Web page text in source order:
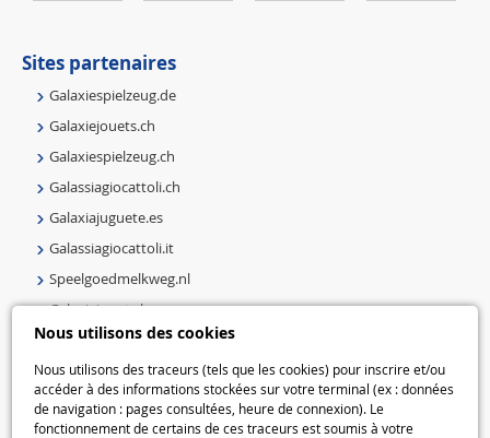
Nous utilisons des cookies
Nous utilisons des traceurs (tels que les cookies) pour inscrire et/ou
accéder à des informations stockées sur votre terminal (ex : données
de navigation : pages consultées, heure de connexion). Le
fonctionnement de certains de ces traceurs est soumis à votre
Sites partenaires
Galaxiespielzeug.de
Galaxiejouets.ch
Galaxiespielzeug.ch
Galassiagiocattoli.ch
Galaxiajuguete.es
Galassiagiocattoli.it
Speelgoedmelkweg.nl
Galaxiejouets.be
Galaxiespielzeug.be
Speelgoedmelkweg.be
Macway.com